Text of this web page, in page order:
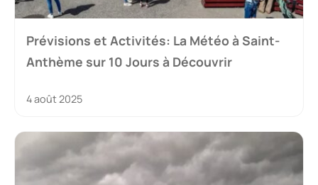
Prévisions et Activités: La Météo à Saint-
Anthème sur 10 Jours à Découvrir
4 août 2025